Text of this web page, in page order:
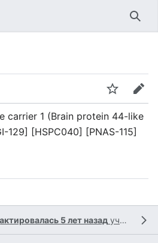
Следить
carrier 1 (Brain protein 44-like
129] [HSPC040] [PNAS-115]
5 лет назад участником